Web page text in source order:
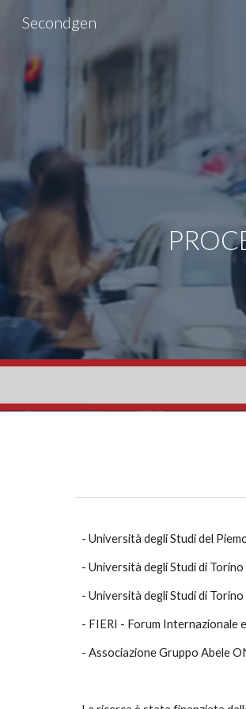
Secondgen
- Università degli Studi del
- Università degli Studi di
- Università degli Studi di
- FIERI - Forum Internazionale
- Associazione Gruppo Abele